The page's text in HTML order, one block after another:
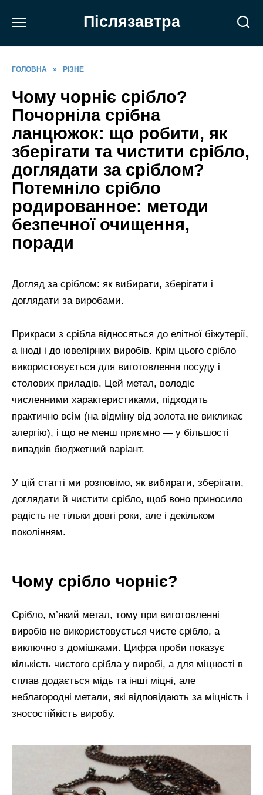
Післязавтра
ГОЛОВНА » РІЗНЕ
Чому чорніє срібло?
Почорніла срібна
ланцюжок: що робити, як
зберігати та чистити срібло,
доглядати за сріблом?
Потемніло срібло
родированное: методи
безпечної очищення,
поради
Догляд за сріблом: як вибирати, зберігати і
доглядати за виробами.
Прикраси з срібла відносяться до елітної біжутерії,
а іноді і до ювелірних виробів. Крім цього срібло
використовується для виготовлення посуду і
столових приладів. Цей метал, володіє
численними характеристиками, підходить
практично всім (на відміну від золота не викликає
алергію), і що не менш приємно — у більшості
випадків бюджетний варіант.
У цій статті ми розповімо, як вибирати, зберігати,
доглядати й чистити срібло, щоб воно приносило
радість не тільки довгі роки, але і декільком
поколінням.
Чому срібло чорніє?
Срібло, м’який метал, тому при виготовленні
виробів не використовується чисте срібло, а
виключно з домішками. Цифра проби показує
кількість чистого срібла у виробі, а для міцності в
сплав додається мідь та інші міцні, але
неблагородні метали, які відповідають за міцність і
зносостійкість виробу.